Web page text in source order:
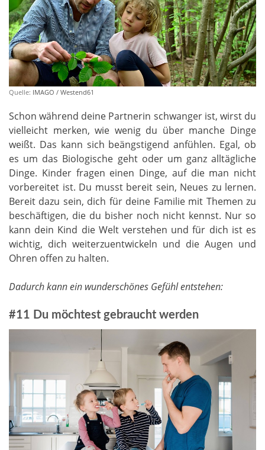
Quelle: IMAGO / Westend61
Schon während deine Partnerin schwanger ist, wirst du
vielleicht merken, wie wenig du über manche Dinge
weißt. Das kann sich beängstigend anfühlen. Egal, ob
es um das Biologische geht oder um ganz alltägliche
Dinge. Kinder fragen einen Dinge, auf die man nicht
vorbereitet ist. Du musst bereit sein, Neues zu lernen.
Bereit dazu sein, dich für deine Familie mit Themen zu
beschäftigen, die du bisher noch nicht kennst. Nur so
kann dein Kind die Welt verstehen und für dich ist es
wichtig, dich weiterzuentwickeln und die Augen und
Ohren offen zu halten.
Dadurch kann ein wunderschönes Gefühl entstehen:
#11 Du möchtest gebraucht werden